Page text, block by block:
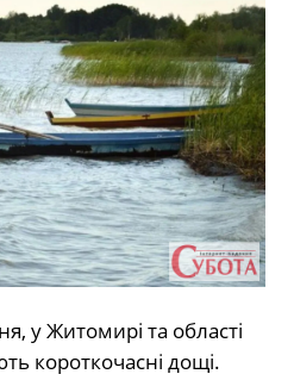
у Житомирі та області
короткочасні дощі.